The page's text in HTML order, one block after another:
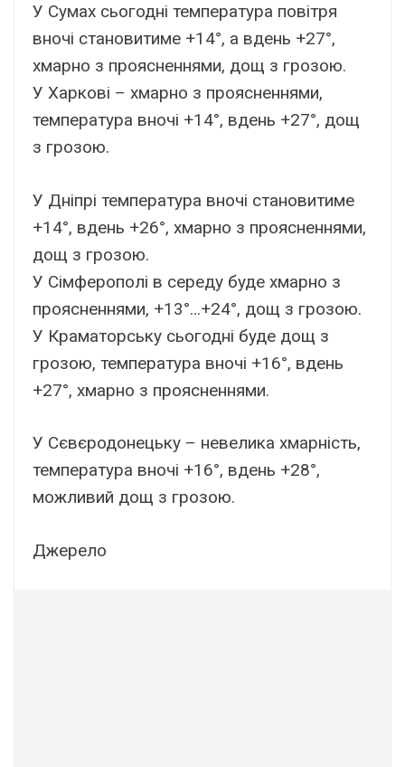
У Сумах сьогодні температура повітря
вночі становитиме +14°, а вдень +27°,
хмарно з проясненнями, дощ з грозою.
У Харкові – хмарно з проясненнями,
температура вночі +14°, вдень +27°, дощ
з грозою.
У Дніпрі температура вночі становитиме
+14°, вдень +26°, хмарно з проясненнями,
дощ з грозою.
У Сімферополі в середу буде хмарно з
проясненнями, +13°…+24°, дощ з грозою.
У Краматорську сьогодні буде дощ з
грозою, температура вночі +16°, вдень
+27°, хмарно з проясненнями.
У Сєвєродонецьку – невелика хмарність,
температура вночі +16°, вдень +28°,
можливий дощ з грозою.
Джерело